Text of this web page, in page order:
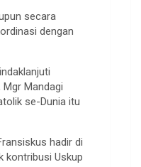
secara
dengan
Mandagi
se-Dunia itu
hadir di
kontribusi Uskup